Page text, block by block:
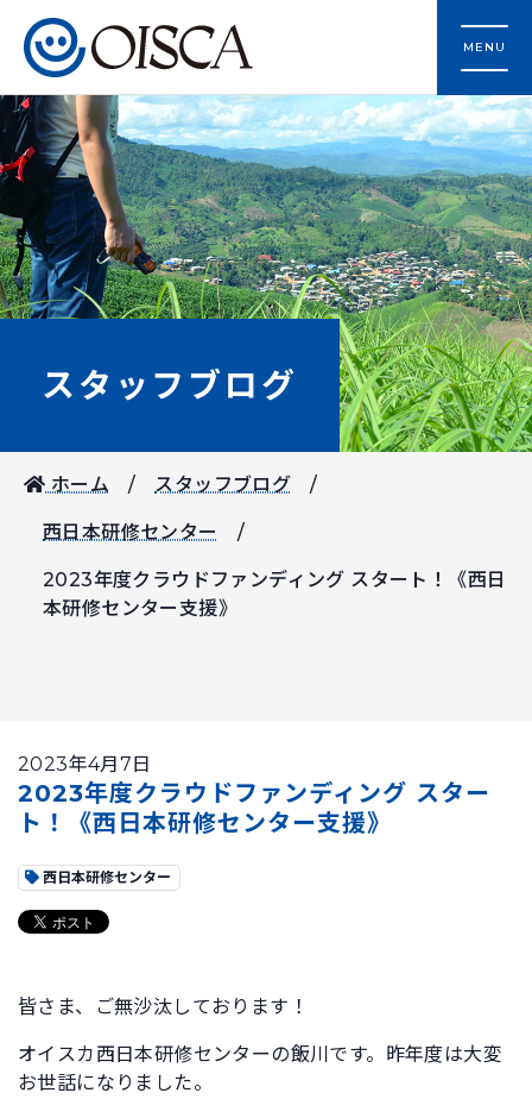
MENU
スタッフブログ
ホーム スタッフブログ
西日本研修センター
2023年度クラウドファンディング スタート！《西日
本研修センター支援》
2023年4月7日
2023年度クラウドファンディング スター
ト！《西日本研修センター支援》
西日本研修センター
皆さま、ご無沙汰しております！
オイスカ西日本研修センターの飯川です。昨年度は大変
お世話になりました。